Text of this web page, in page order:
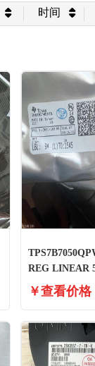
时间
REG LINEAR
16HTSSOP』
￥查看价格